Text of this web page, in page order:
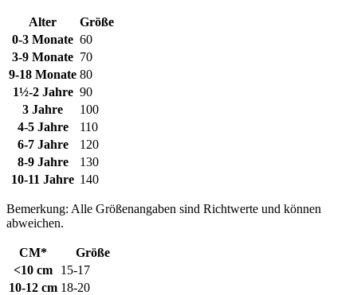
Alter
Größe
0-3 Monate 60
3-9 Monate 70
9-18 Monate 80
1½-2 Jahre 90
3 Jahre
100
4-5 Jahre
110
6-7 Jahre
120
8-9 Jahre
130
10-11 Jahre 140
Bemerkung: Alle Größenangaben sind Richtwerte und können
abweichen.
CM*
Größe
<10 cm
15-17
10-12 cm 18-20